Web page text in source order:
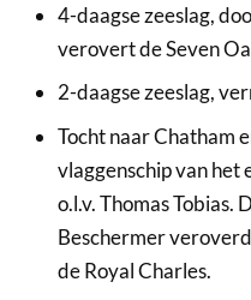
4-daagse zeeslag,
verovert de Seven
2-daagse zeeslag,
Tocht naar Chatham
vlaggenschip van
o.l.v. Thomas Tobias.
Beschermer
de Royal Charles.